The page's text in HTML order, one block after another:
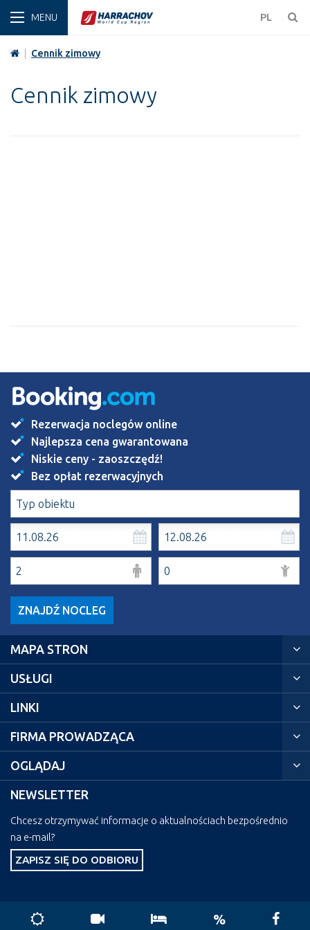
PL
ZIMA
Cennik zimowy
Cennik zimowy
Rezerwacja noclegów online
Najlepsza cena gwarantowana
Niskie ceny - zaoszczędź!
Bez opłat rezerwacyjnych
ZNAJDŹ NOCLEG
MAPA STRON
USŁUGI
LINKI
FIRMA PROWADZĄCA
OGLĄDAJ
NEWSLETTER
Chcesz otrzymywać informacje o aktualnościach bezpośrednio
na e-mail?
ZAPISZ SIĘ DO ODBIORU